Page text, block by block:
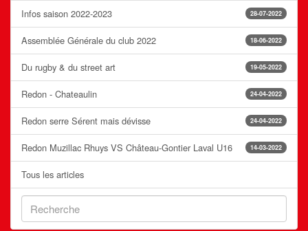
28-07-2022
Infos saison 2022-2023
18-06-2022
Assemblée Générale du club 2022
19-05-2022
Du rugby & du street art
24-04-2022
Redon - Chateaulin
24-04-2022
Redon serre Sérent mais dévisse
14-03-2022
Redon Muzillac Rhuys VS Château-Gontier Laval U16
Tous les articles